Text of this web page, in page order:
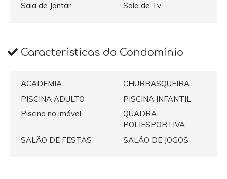
Sala de Jantar
Sala de Tv
Características do Condomínio
ACADEMIA
CHURRASQUEIRA
PISCINA ADULTO
PISCINA INFANTIL
Piscina no imóvel
QUADRA
POLIESPORTIVA
SALÃO DE FESTAS
SALÃO DE JOGOS